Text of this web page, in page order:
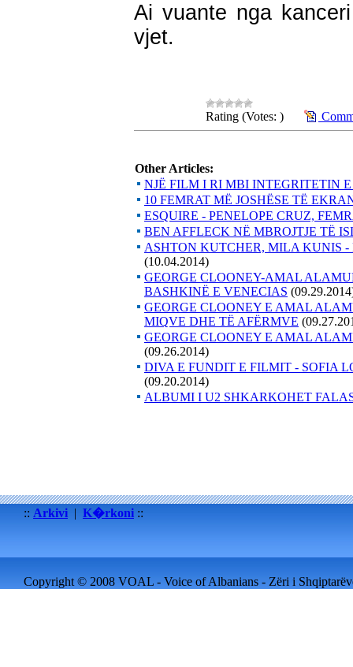
Ai vuante nga
vjet.
Rating (Votes: )
Other Articles:
NJË FILM I RI MBI INTEGRITETIN
10 FEMRAT MË JOSHËSE TË
ESQUIRE - PENELOPE CRUZ,
BEN AFFLECK NË MBROJTJE TË
ASHTON KUTCHER, MILA KUNIS -
(10.04.2014)
GEORGE CLOONEY-AMAL
BASHKINË E VENECIAS
GEORGE CLOONEY E AMAL
MIQVE DHE TË AFËRMVE
GEORGE CLOONEY E AMAL
(09.26.2014)
DIVA E FUNDIT E FILMIT - SOFIA
(09.20.2014)
ALBUMI I U2 SHKARKOHET
:: Arkivi | K�rkoni ::
Copyright © 2008 VOAL - Voice of Albanians - Zëri i